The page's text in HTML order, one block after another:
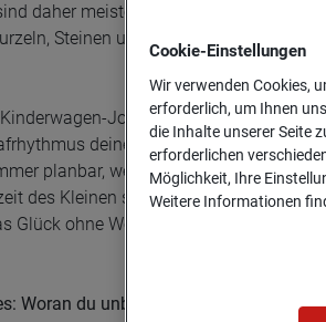
daher meistens deutlich besser
Steinen und Löchern durchsetzte
Jogging passt du am
deines Kindes an. Natürlich
planbar, wenn du aber zur
des Kleinen startest, funktioniert
Glück ohne Weinkrämpfe oder andere
Woran du unbedingt denken solltest
Cookie-­Einstellungen
Wir verwenden Cookies,
erforderlich, um Ihnen
die Inhalte unserer Seite
erforderlichen
Möglichkeit, Ihre
Weitere Informationen